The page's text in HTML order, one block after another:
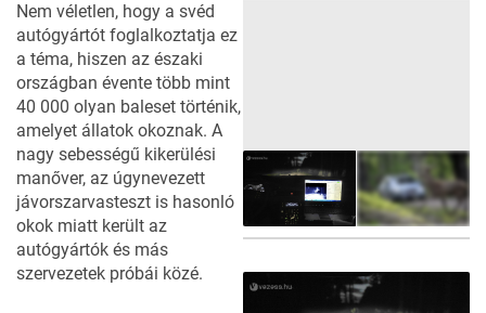
Nem véletlen, hogy a svéd
autógyártót foglalkoztatja ez
a téma, hiszen az északi
országban évente több mint
40 000 olyan baleset történik,
amelyet állatok okoznak. A
nagy sebességű kikerülési
manőver, az úgynevezett
jávorszarvasteszt is hasonló
okok miatt került az
autógyártók és más
szervezetek próbái közé.